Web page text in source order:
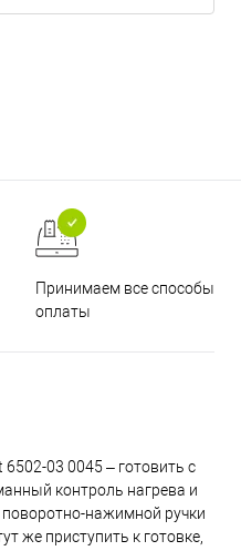
Принимаем все способы
оплаты
03 0045 – готовить с
контроль нагрева и
нажимной ручки
же приступить к готовке,